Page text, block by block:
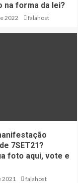
na forma da lei?
2022 falahost
7SET21?
foto aqui, vote e
2021 falahost